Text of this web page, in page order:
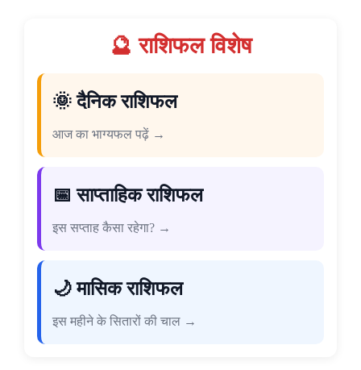
🔮 राशिफल विशेष
🌞 दैनिक राशिफल
आज का भाग्यफल पढ़ें →
📅 साप्ताहिक राशिफल
इस सप्ताह कैसा रहेगा? →
🌙 मासिक राशिफल
इस महीने के सितारों की चाल →